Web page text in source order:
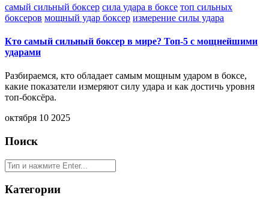
самый сильный боксер сила удара в боксе топ сильных
боксеров мощный удар боксер измерение силы удара
Кто самый сильный боксер в мире? Топ‑5 с мощнейшими
ударами
Разбираемся, кто обладает самым мощным ударом в боксе,
какие показатели измеряют силу удара и как достичь уровня
топ‑боксёра.
октября 10 2025
Поиск
Категории